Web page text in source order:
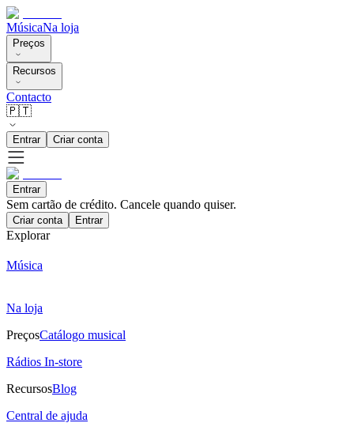
MúsicaNa loja
Preços
Recursos
Contacto
🇵🇹
Entrar Criar conta
Entrar
Sem cartão de crédito. Cancele quando quiser.
Criar conta Entrar
Explorar
Música
Na loja
PreçosCatálogo musical
Rádios In-store
RecursosBlog
Central de ajuda